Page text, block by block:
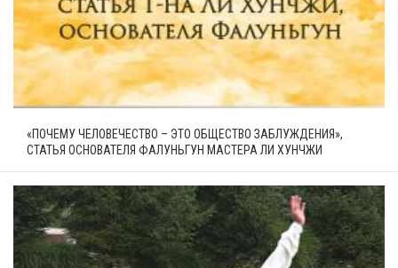
«ПОЧЕМУ ЧЕЛОВЕЧЕСТВО – ЭТО ОБЩЕСТВО ЗАБЛУЖДЕНИЯ»,
СТАТЬЯ ОСНОВАТЕЛЯ ФАЛУНЬГУН МАСТЕРА ЛИ ХУНЧЖИ